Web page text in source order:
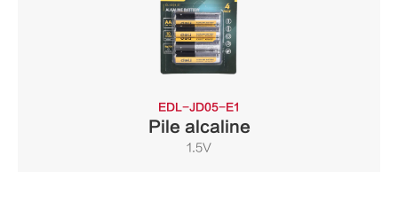
EDL-JD05-E1
Pile alcaline
1.5V